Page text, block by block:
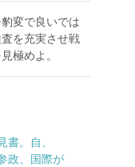
変で良いでは
を充実させ戦
極めよ。
書。自、
政、国際が